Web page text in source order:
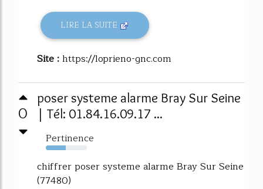
LIRE LA SUITE
Site :https://loprieno-gnc.com
0
poser systeme alarme Bray Sur Seine
| Tél: 01.84.16.09.17 ...
Pertinence
49%
chiffrer poser systeme alarme Bray Sur Seine
(77480)